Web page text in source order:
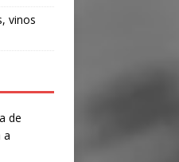
vinos
de
a